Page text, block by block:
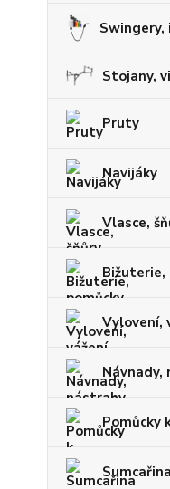
Stojany,
Pruty
Navijáky
Vlasce,
Bižuterie,
Vylovení,
Návnady,
Pomůcky
Sumcařina